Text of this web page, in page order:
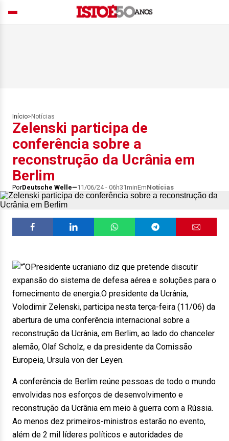
Início> Notícias
Zelenski participa de
conferência sobre a
reconstrução da Ucrânia em
Berlim
PorDeutsche Welle 11/06/24 - 06h31minEmNotícias
Presidente ucraniano diz que pretende discutir
expansão do sistema de defesa aérea e soluções para o
fornecimento de energia.O presidente da Ucrânia,
Volodimir Zelenski, participa nesta terça-feira (11/06) da
abertura de uma conferência internacional sobre a
reconstrução da Ucrânia, em Berlim, ao lado do chanceler
alemão, Olaf Scholz, e da presidente da Comissão
Europeia, Ursula von der Leyen.
A conferência de Berlim reúne pessoas de todo o mundo
envolvidas nos esforços de desenvolvimento e
reconstrução da Ucrânia em meio à guerra com a Rússia.
Ao menos dez primeiros-ministros estarão no evento,
além de 2 mil líderes políticos e autoridades de